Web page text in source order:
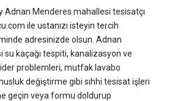
Adnan Menderes mahallesi tesisatçı
ile ustanızı isteyin tercih
adresinizde olsun. Adnan
su kaçağı tespiti, kanalizasyon ve
problemleri, mutfak lavabo
değiştirme gibi sıhhi tesisat işleri
geçin veya formu doldurup